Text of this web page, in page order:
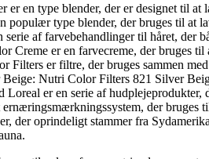
er en type blender, der er designet til
type blender, der bruges til at
af farvebehandlinger til håret, der
Creme er en farvecreme, der bruges
Filters er filtre, der bruges sammen
Nutri Color Filters 821 Silver
er en serie af hudplejeprodukter,
der
der oprindeligt stammer fra